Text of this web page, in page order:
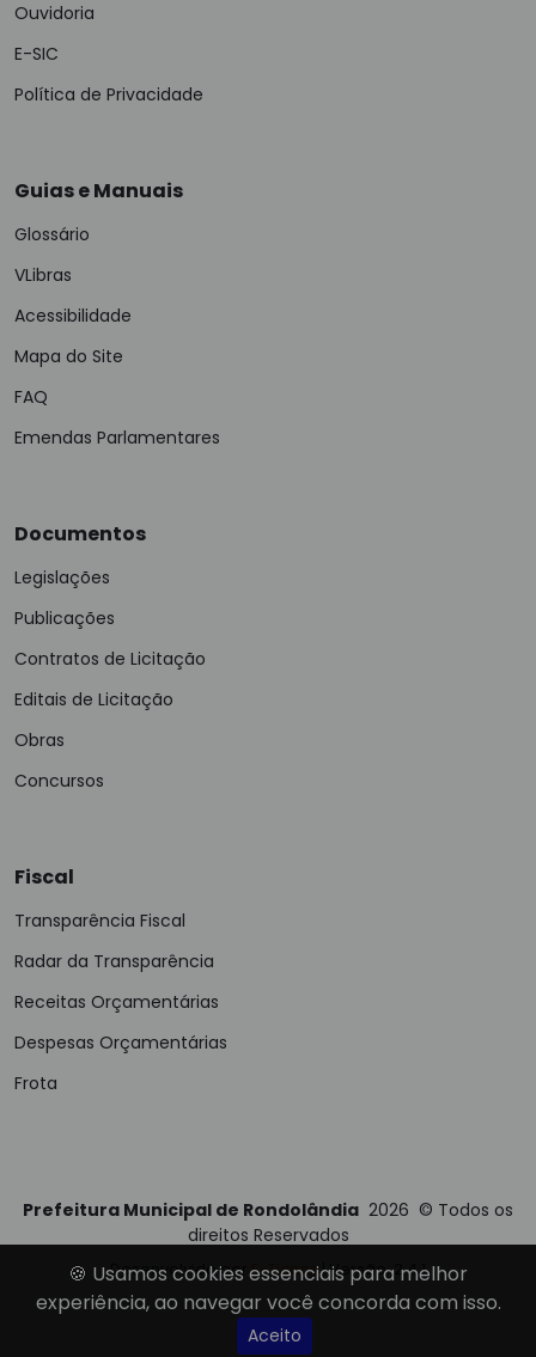
Ouvidoria
E-SIC
Política de Privacidade
Guias e Manuais
Glossário
VLibras
Acessibilidade
Mapa do Site
FAQ
Emendas Parlamentares
Documentos
Legislações
Publicações
Contratos de Licitação
Editais de Licitação
Obras
Concursos
Fiscal
Transparência Fiscal
Radar da Transparência
Receitas Orçamentárias
Despesas Orçamentárias
Frota
Prefeitura Municipal de Rondolândia 2026 © Todos os
direitos Reservados
Desenvolvido porE-Ticons| Versão: 2.4.1
🍪 Usamos cookies essenciais para melhor
experiência, ao navegar você concorda com isso.
Aceito